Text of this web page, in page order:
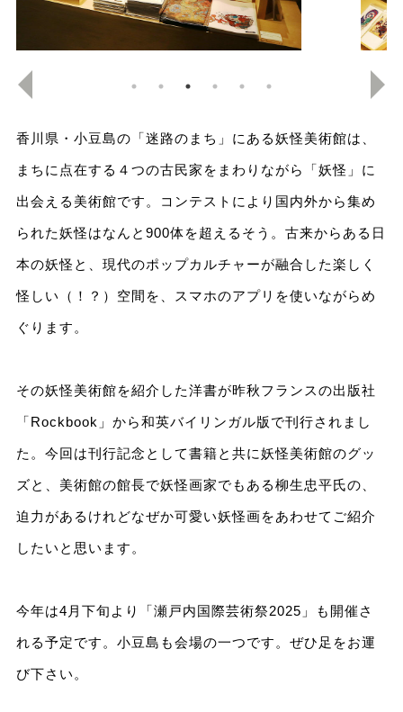
香川県・小豆島の「迷路のまち」にある妖怪美術館は、
まちに点在する４つの古民家をまわりながら「妖怪」に
出会える美術館です。コンテストにより国内外から集め
られた妖怪はなんと900体を超えるそう。古来からある日
本の妖怪と、現代のポップカルチャーが融合した楽しく
怪しい（！？）空間を、スマホのアプリを使いながらめ
ぐります。
その妖怪美術館を紹介した洋書が昨秋フランスの出版社
「Rockbook」から和英バイリンガル版で刊行されまし
た。今回は刊行記念として書籍と共に妖怪美術館のグッ
ズと、美術館の館長で妖怪画家でもある柳生忠平氏の、
迫力があるけれどなぜか可愛い妖怪画をあわせてご紹介
したいと思います。
今年は4月下旬より「瀬戸内国際芸術祭2025」も開催さ
れる予定です。小豆島も会場の一つです。ぜひ足をお運
び下さい。